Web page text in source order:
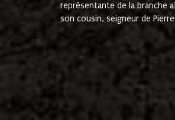
représentante de la branche
son cousin, seigneur de